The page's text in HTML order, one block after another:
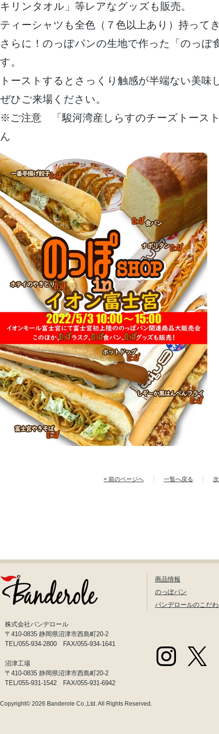
キリンタオル」等レアなグッズも販売。
ティーシャツも全色（７色以上あり）持って
さらに！のっぽパンの生地で作った「のっぽ
す。
トーストするとさっくり触感が半端ない美味
ぜひご来場ください。
※ご注意 「駿河湾産しらすのチーズトース
ん
< 前のページへ 一覧へ戻る
株式会社バンデロール
〒410-0835 静岡県沼津市西島町20-2
TEL/055-934-2800 FAX/055-934-1641
沼津工場
〒410-0835 静岡県沼津市西島町20-2
TEL/055-931-1542 FAX/055-931-6942
商品情報
のっぽパン
バンデロールのこだ
Copyright© 2026 Banderole Co.,Ltd.All Rights Reserved.